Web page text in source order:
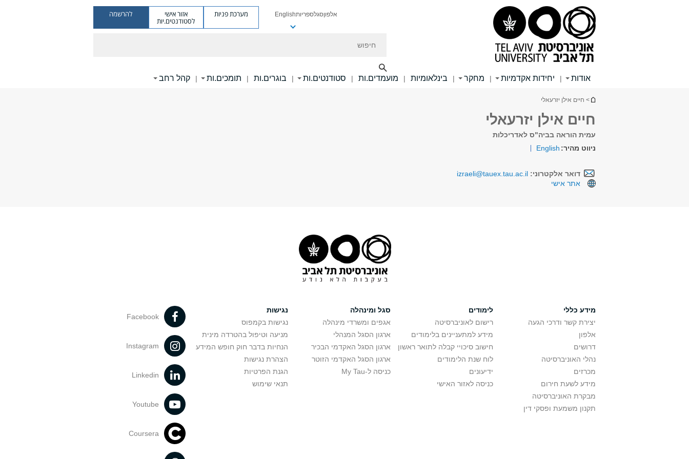
אלפוןסגלספריותEnglish מערכת פניות אזור אישי
לסטודנטים.יות
להרשמה
אודות | יחידות אקדמיות | מחקר | בינלאומיות | מועמדים.ות | סטודנטים.ות | בוגרים.ות | תומכים.ות | קהל רחב
הינך נמצא כאן
> חיים אילן יזרעאלי
חיים אילן יזרעאלי
עמית הוראה בביה"ס לאדריכלות
ניווט מהיר: English
דואר אלקטרוני: izraeli@tauex.tau.ac.il
אתר אישי
מידע כללי
יצירת קשר ודרכי הגעה
אלפון
דרושים
נהלי האוניברסיטה
מכרזים
מידע לשעת חירום
מבקרת האוניברסיטה
תקנון משמעת ופסקי דין
לימודים
רישום לאוניברסיטה
מידע למתעניינים בלימודים
חישוב סיכויי קבלה לתואר ראשון
לוח שנת הלימודים
ידיעונים
כניסה לאזור האישי
סגל ומינהלה
אגפים ומשרדי מינהלה
ארגון הסגל המנהלי
ארגון הסגל האקדמי הבכיר
ארגון הסגל האקדמי הזוטר
כניסה ל-My Tau
נגישות
נגישות בקמפוס
מניעה וטיפול בהטרדה מינית
הנחיות בדבר חוק חופש המידע
הצהרת נגישות
הגנת הפרטיות
תנאי שימוש
Facebook
Instagram
Linkedin
Youtube
Coursera